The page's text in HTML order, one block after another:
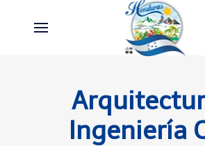
Ingeniería